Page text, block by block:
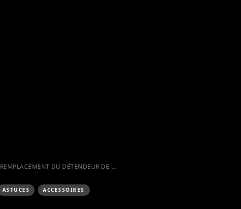
REMPLACEMENT DU DÉTENDEUR DE GAZ SUR LE VAN MERCEDES MARCO POLO : NOTRE EXPÉRIENCE ET GUIDE PRATIQUE
ASTUCES ACCESSOIRES